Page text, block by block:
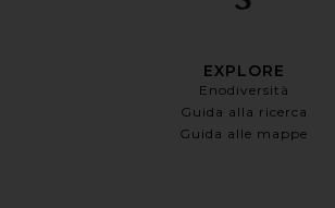
EXPLORE
Enodiversità
Guida alla ricerca
Guida alle mappe